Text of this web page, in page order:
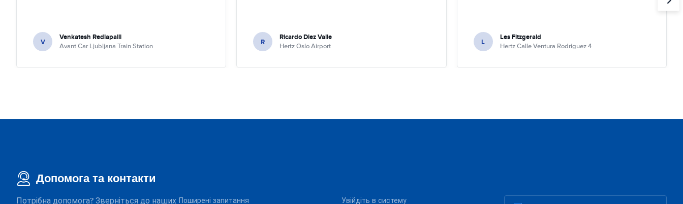
V Venkatesh Redlapalli
Avant Car Ljubljana Train Station R Ricardo Diez Valle
Hertz Oslo Airport L Les Fitzgerald
Hertz Calle Ventura Rodriguez 4
Допомога та контакти
Потрібна допомога? Зверніться до наших Поширені запитання Увійдіть в систему